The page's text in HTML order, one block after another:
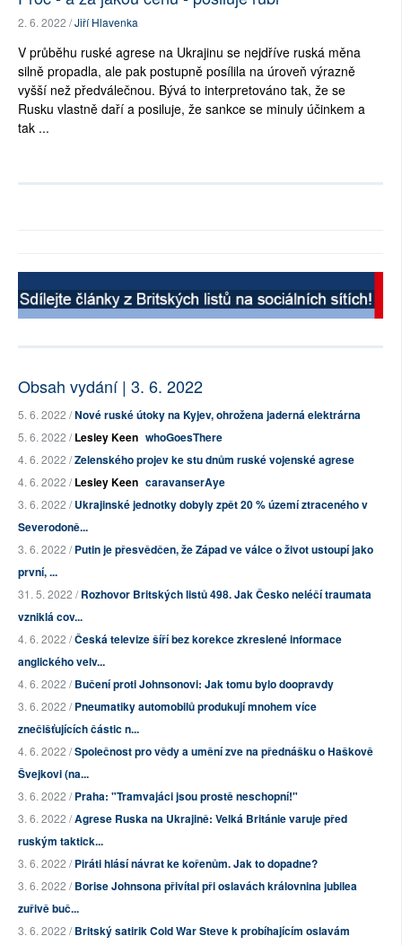
2. 6. 2022 /Jiří Hlavenka
V průběhu ruské agrese na Ukrajinu se nejdříve ruská měna
silně propadla, ale pak postupně posílila na úroveň výrazně
vyšší než předválečnou. Bývá to interpretováno tak, že se
Rusku vlastně daří a posiluje, že sankce se minuly účinkem a
tak ...
Obsah vydání | 3. 6. 2022
5. 6. 2022 /Nové ruské útoky na Kyjev, ohrožena jaderná elektrárna
5. 6. 2022 /Lesley Keen whoGoesThere
4. 6. 2022 /Zelenského projev ke stu dnům ruské vojenské agrese
4. 6. 2022 /Lesley Keen caravanserAye
3. 6. 2022 /Ukrajinské jednotky dobyly zpět 20 % území ztraceného v
Severodoně...
3. 6. 2022 /Putin je přesvědčen, že Západ ve válce o život ustoupí jako
první, ...
31. 5. 2022 /Rozhovor Britských listů 498. Jak Česko neléčí traumata
vzniklá cov...
4. 6. 2022 /Česká televize šíří bez korekce zkreslené informace
anglického velv...
4. 6. 2022 /Bučení proti Johnsonovi: Jak tomu bylo doopravdy
3. 6. 2022 /Pneumatiky automobilů produkují mnohem více
znečišťujících částic n...
4. 6. 2022 /Společnost pro vědy a umění zve na přednášku o Haškově
Švejkovi (na...
3. 6. 2022 /Praha: "Tramvajáci jsou prostě neschopní!"
3. 6. 2022 /Agrese Ruska na Ukrajině: Velká Británie varuje před
ruským taktick...
3. 6. 2022 /Piráti hlásí návrat ke kořenům. Jak to dopadne?
3. 6. 2022 /Borise Johnsona přivítal při oslavách královnina jubilea
zuřivě buč...
3. 6. 2022 /Britský satirik Cold War Steve k probíhajícím oslavám